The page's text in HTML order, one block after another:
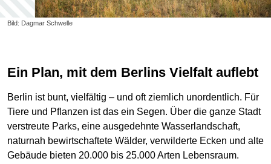
Bild: Dagmar Schwelle
Ein Plan, mit dem Berlins Vielfalt auflebt
Berlin ist bunt, vielfältig – und oft ziemlich unordentlich. Für
Tiere und Pflanzen ist das ein Segen. Über die ganze Stadt
verstreute Parks, eine ausgedehnte Wasserlandschaft,
naturnah bewirtschaftete Wälder, verwilderte Ecken und alte
Gebäude bieten 20.000 bis 25.000 Arten Lebensraum.